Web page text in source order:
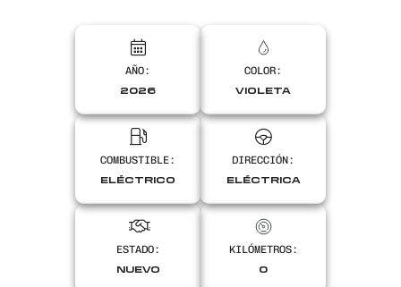
AÑO:
2026
COLOR:
VIOLETA
COMBUSTIBLE:
ELÉCTRICO
DIRECCIÓN:
ELÉCTRICA
ESTADO:
NUEVO
KILÓMETROS:
0